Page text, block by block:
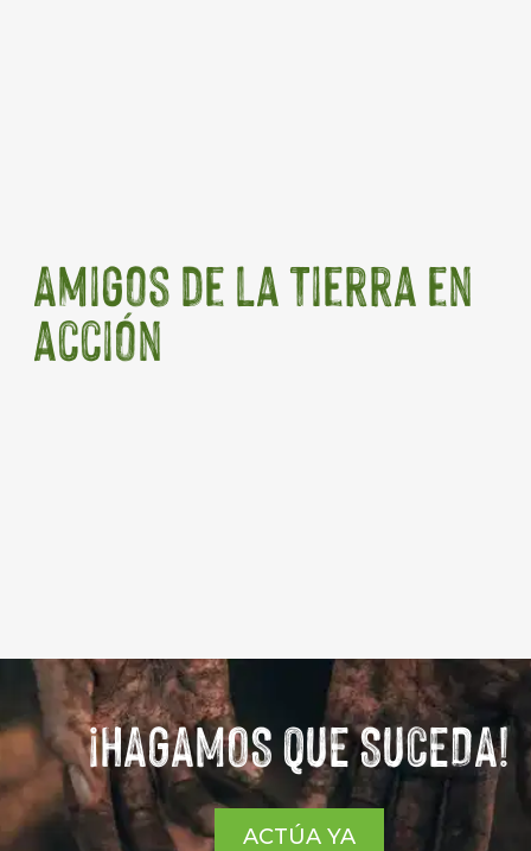
Amigos de la Tierra en
acción
¡HAGAMOS QUE SUCEDA!
ACTÚA YA